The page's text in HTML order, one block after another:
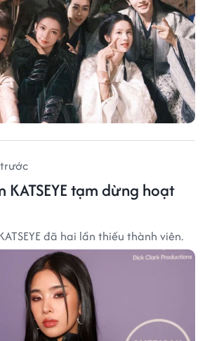
KATSEYE tạm dừng hoạt
đã hai lần thiếu thành viên.